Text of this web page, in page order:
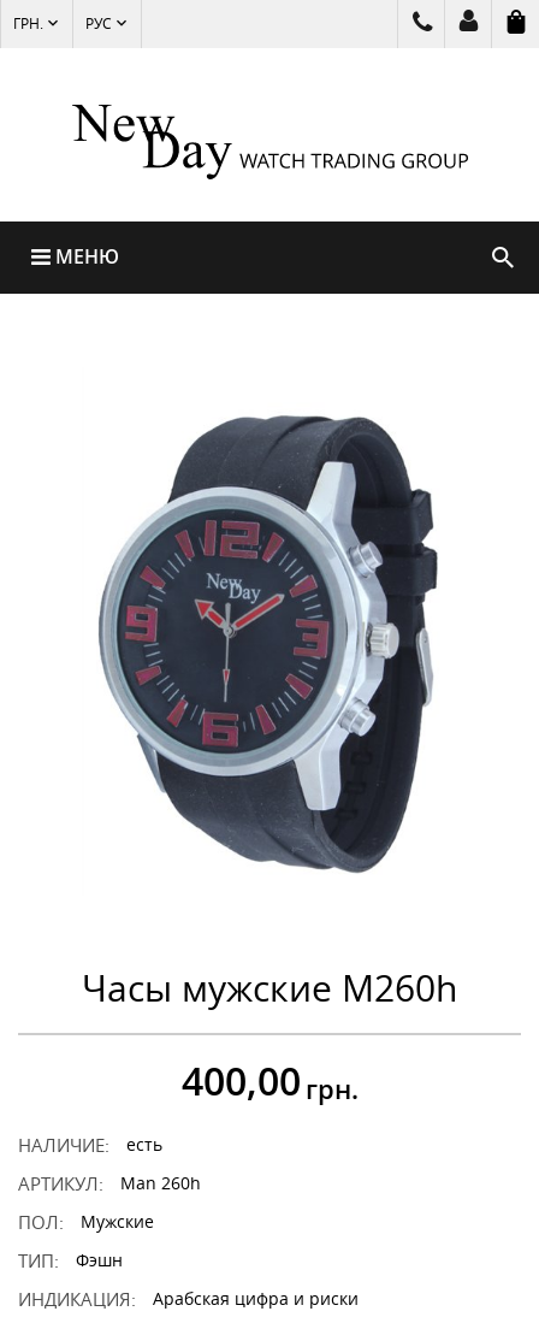
ГРН. РУС
МЕНЮ
Часы мужские M260h
400,00 грн.
НАЛИЧИЕ: есть
АРТИКУЛ: Man 260h
ПОЛ: Мужские
ТИП: Фэшн
ИНДИКАЦИЯ: Арабская цифра и риски